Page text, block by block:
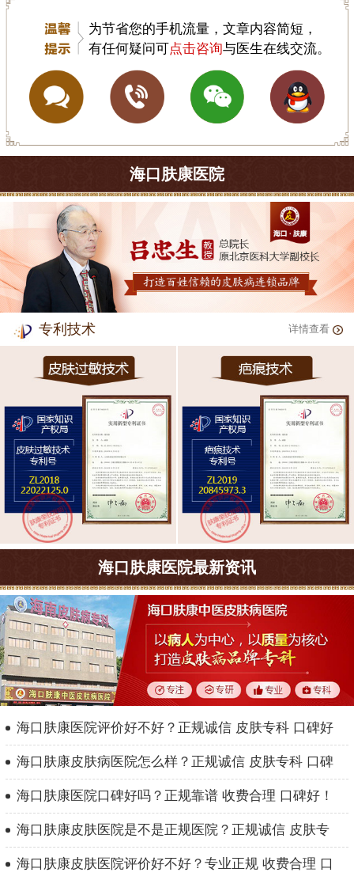
为节省您的手机流量，文章内容简短，
有任何疑问可点击咨询与医生在线交流。
海口肤康医院
专利技术 详情查看
海口肤康医院最新资讯
海口肤康医院评价好不好？正规诚信 皮肤专科 口碑好
海口肤康皮肤病医院怎么样？正规诚信 皮肤专科 口碑
海口肤康医院口碑好吗？正规靠谱 收费合理 口碑好！
海口肤康皮肤医院是不是正规医院？正规诚信 皮肤专
海口肤康皮肤医院评价好不好？专业正规 收费合理 口